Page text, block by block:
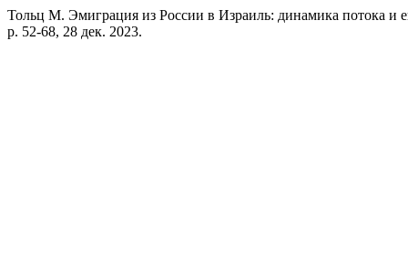
Тольц М. Эмиграция из России в Израиль: динамика потока и
p. 52-68, 28 дек. 2023.